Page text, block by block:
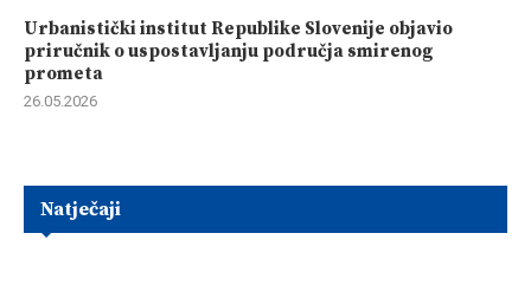
Urbanistički institut Republike Slovenije objavio
priručnik o uspostavljanju područja smirenog
prometa
26.05.2026
Natječaji